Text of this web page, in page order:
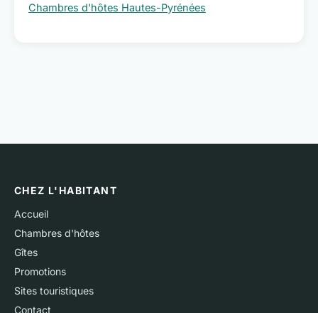
Chambres d'hôtes Hautes-Pyrénées
CHEZ L'HABITANT
Accueil
Chambres d'hôtes
Gîtes
Promotions
Sites touristiques
Contact